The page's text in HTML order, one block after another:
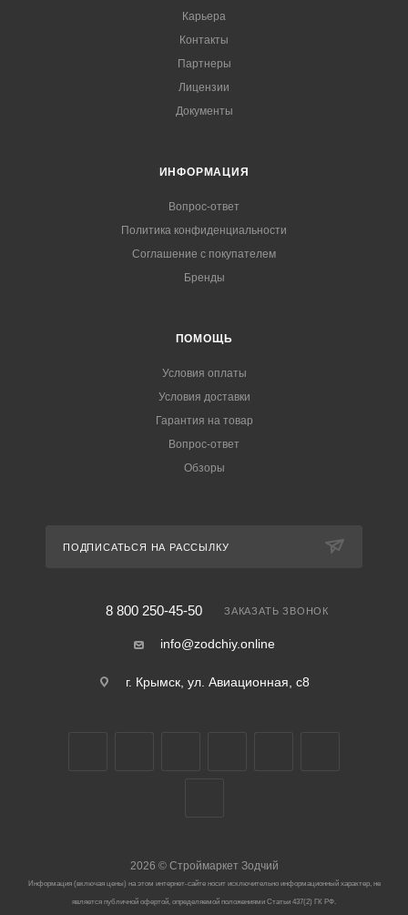
Карьера
Контакты
Партнеры
Лицензии
Документы
ИНФОРМАЦИЯ
Вопрос-ответ
Политика конфиденциальности
Соглашение с покупателем
Бренды
ПОМОЩЬ
Условия оплаты
Условия доставки
Гарантия на товар
Вопрос-ответ
Обзоры
ПОДПИСАТЬСЯ НА РАССЫЛКУ
8 800 250-45-50 ЗАКАЗАТЬ ЗВОНОК
info@zodchiy.online
г. Крымск, ул. Авиационная, с8
2026 ©Строймаркет Зодчий
Информация (включая цены) на этом интернет-сайте носит исключительно информационный характер, не
является публичной офертой, определяемой положениями Статьи 437(2) ГК РФ.